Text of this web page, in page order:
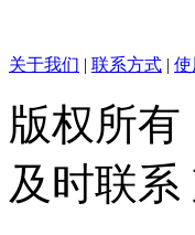
关于我们 | 联系方式 | 使
版权所
及时联系